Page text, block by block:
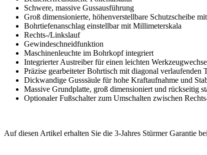
Schwere, massive Gussausführung
Groß dimensionierte, höhenverstellbare Schutzscheibe
Bohrtiefenanschlag einstellbar mit Millimeterskala
Rechts-/Linkslauf
Gewindeschneidfunktion
Maschinenleuchte im Bohrkopf integriert
Integrierter Austreiber für einen leichten
Präzise gearbeiteter Bohrtisch mit diagonal
Dickwandige Gusssäule für hohe Kraftaufnahme und
Massive Grundplatte, groß dimensioniert und rückseitig
Optionaler Fußschalter zum Umschalten zwischen
Auf diesen Artikel erhalten Sie die 3-Jahres Stürmer Garantie